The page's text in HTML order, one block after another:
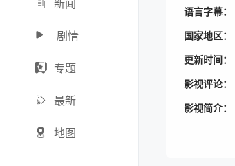
新闻
剧情
专题
最新
地图
语言字幕：
国家地区：
更新时间：
影视评论：
影视简介：